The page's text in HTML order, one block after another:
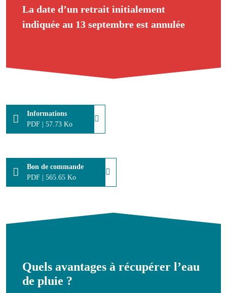
La date d’un retrait initialement
indiquée au 13 septembre est annulée
Informations
PDF |57.73 Ko
Bon de commande
PDF |565.65 Ko
Quels avantages à récupérer l’eau
de pluie ?